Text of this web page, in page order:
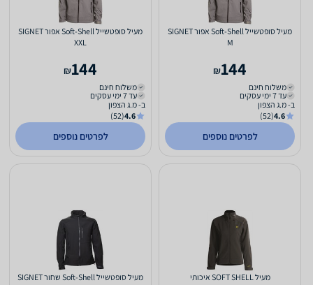
מעיל סופטשייל Soft-Shell אפור SIGNET
M
144
₪
משלוח חינם
עד 7 ימי עסקים
ב- מ.ג הצפון
4.6
(52)
לפרטים נוספים
מעיל סופטשייל Soft-Shell אפור SIGNET
XXL
144
₪
משלוח חינם
עד 7 ימי עסקים
ב- מ.ג הצפון
4.6
(52)
לפרטים נוספים
מעיל SOFT SHELL איכותי
מעיל סופטשייל Soft-Shell שחור SIGNET